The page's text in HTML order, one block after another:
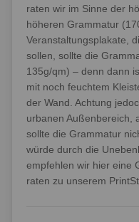
raten wir im Sinne der
höheren Grammatur
Veranstaltungsplakate,
sollen, sollte die
135g/qm) – denn dann
mit noch feuchtem
der Wand. Achtung
urbanen Außenbereich,
sollte die Grammatur
würde durch die
empfehlen wir hier eine
raten zu unserem